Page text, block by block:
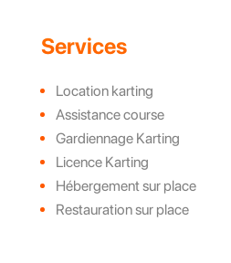
Services
Location karting
Assistance course
Gardiennage Karting
Licence Karting
Hébergement sur place
Restauration sur place